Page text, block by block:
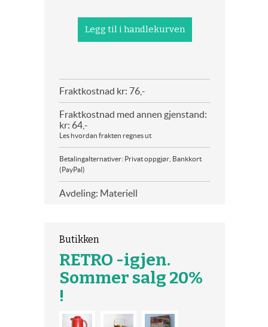
Fraktkostnad kr: 76,-
Fraktkostnad med annen gjenstand:
kr: 64,-
Les hvordan frakten regnes ut
Betalingalternativer: Privat oppgjør, Bankkort
(PayPal)
Avdeling: Materiell
Butikken
RETRO -igjen.
Sommer salg 20%
!